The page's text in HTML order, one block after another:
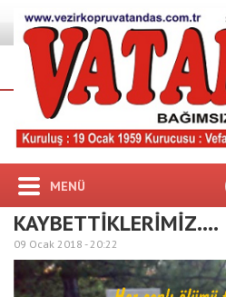
MENÜ
KAYBETTİKLERİMİZ….
09 Ocak 2018 -20:22